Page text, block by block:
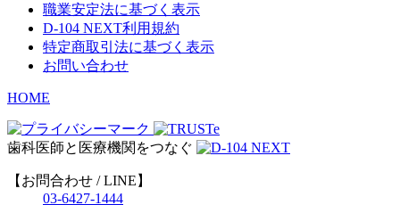
職業安定法に基づく表示
D-104 NEXT利用規約
特定商取引法に基づく表示
お問い合わせ
HOME
歯科医師と医療機関をつなぐ
【お問合わせ / LINE】
03-6427-1444